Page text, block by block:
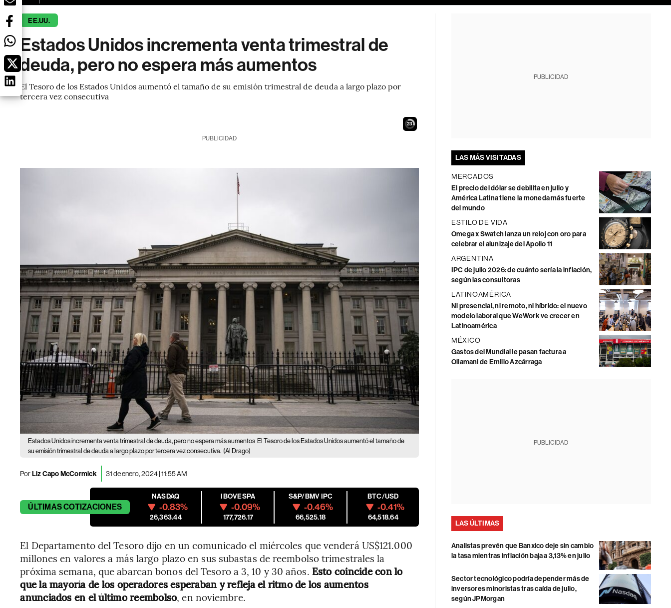
EE.UU.
Estados Unidos incrementa venta trimestral de
deuda, pero no espera más aumentos
El Tesoro de los Estados Unidos aumentó el tamaño de su emisión trimestral de deuda a largo plazo por
tercera vez consecutiva
22
PUBLICIDAD
Estados Unidos incrementa venta trimestral de deuda, pero no espera más aumentos El Tesoro de los Estados Unidos aumentó el tamaño de
su emisión trimestral de deuda a largo plazo por tercera vez consecutiva. (Al Drago)
PorLiz Capo McCormick 31 de enero, 2024 | 11:55 AM
ÚLTIMASCOTIZACIONES
NASDAQ
-0.83%
26,363.44
IBOVESPA
-0.09%
177,726.17
S&P/BMV IPC
-0.46%
66,525.18
BTC/USD
-0.41%
64,518.64
El Departamento del Tesoro dijo en un comunicado el miércoles que venderá US$121.000
millones en valores a más largo plazo en sus subastas de reembolso trimestrales la
próxima semana, que abarcan bonos del Tesoro a 3, 10 y 30 años. Esto coincide con lo
que la mayoría de los operadores esperaban y refleja el ritmo de los aumentos
anunciados en el último reembolso, en noviembre.
PUBLICIDAD
LAS MÁS VISITADAS
MERCADOS
El precio del dólar se debilita en julio y
América Latina tiene la moneda más fuerte
del mundo
ESTILO DE VIDA
Omega x Swatch lanza un reloj con oro para
celebrar el alunizaje del Apollo 11
ARGENTINA
IPC de julio 2026: de cuánto sería la inflación,
según las consultoras
LATINOAMÉRICA
Ni presencial, ni remoto, ni híbrido: el nuevo
modelo laboral que WeWork ve crecer en
Latinoamérica
MÉXICO
Gastos del Mundial le pasan factura a
Ollamani de Emilio Azcárraga
PUBLICIDAD
LAS ÚLTIMAS
Analistas prevén que Banxico deje sin cambio
la tasa mientras inflación baja a 3,13% en julio
Sector tecnológico podría depender más de
inversores minoristas tras caída de julio,
según JPMorgan